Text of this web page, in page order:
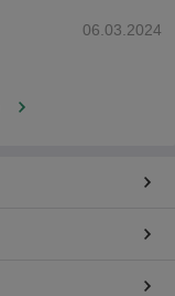
06.03.2024